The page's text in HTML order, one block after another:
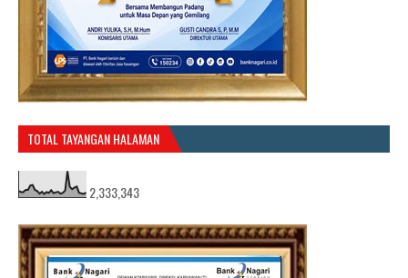
TOTAL TAYANGAN HALAMAN
2,333,343